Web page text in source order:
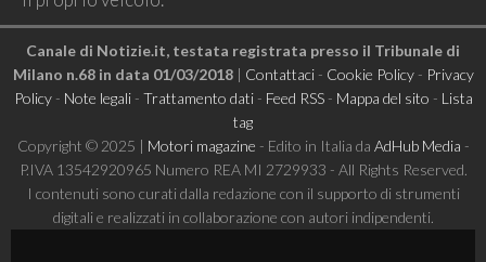
Canale di Notizie.it, testata registrata presso il Tribunale di
Milano n.68 in data 01/03/2018| Contattaci- Cookie Policy- Privacy
Policy- Note legali- Trattamento dati- Feed RSS- Mappa del sito - Lista
tag
Copyright © 2025 | Motori magazine - Edito in Italia da AdHub Media -
P.IVA 13542920965 Numero REA MI 2729933 - All Rights Reserved.
I contenuti sono curati dalla redazione con il supporto di strumenti
digitali e realizzati in collaborazione con autori indipendenti.